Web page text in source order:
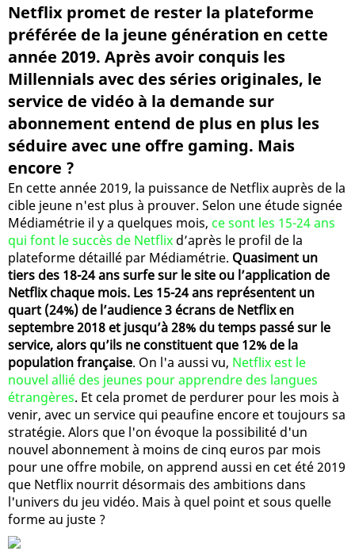
Netflix promet de rester la plateforme
préférée de la jeune génération en cette
année 2019. Après avoir conquis les
Millennials avec des séries originales, le
service de vidéo à la demande sur
abonnement entend de plus en plus les
séduire avec une offre gaming. Mais
encore ?
En cette année 2019, la puissance de Netflix auprès de la
cible jeune n'est plus à prouver. Selon une étude signée
Médiamétrie il y a quelques mois, ce sont les 15-24 ans
qui font le succès de Netflix d’après le profil de la
plateforme détaillé par Médiamétrie. Quasiment un
tiers des 18-24 ans surfe sur le site ou l’application de
Netflix chaque mois. Les 15-24 ans représentent un
quart (24%) de l’audience 3 écrans de Netflix en
septembre 2018 et jusqu’à 28% du temps passé sur le
service, alors qu’ils ne constituent que 12% de la
population française. On l'a aussi vu, Netflix est le
nouvel allié des jeunes pour apprendre des langues
étrangères. Et cela promet de perdurer pour les mois à
venir, avec un service qui peaufine encore et toujours sa
stratégie. Alors que l'on évoque la possibilité d'un
nouvel abonnement à moins de cinq euros par mois
pour une offre mobile, on apprend aussi en cet été 2019
que Netflix nourrit désormais des ambitions dans
l'univers du jeu vidéo. Mais à quel point et sous quelle
forme au juste ?